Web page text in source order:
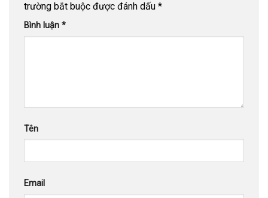
trường bắt buộc được đánh dấu *
Bình luận *
Tên
Email